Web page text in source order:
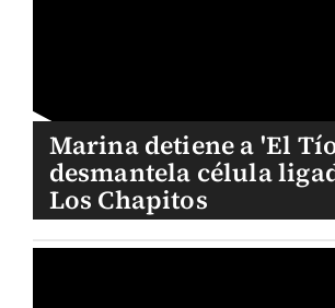
Marina detiene a 'El
desmantela célula
Los Chapitos